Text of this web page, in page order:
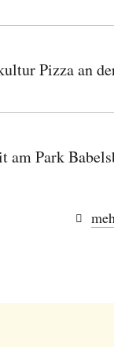
Pizza an
am Park